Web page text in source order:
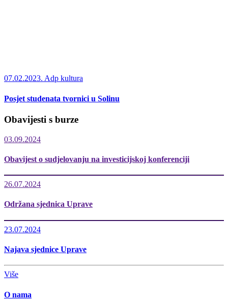
07.02.2023. Adp kultura
Posjet studenata tvornici u Solinu
Obavijesti s burze
03.09.2024
Obavijest o sudjelovanju na investicijskoj konferenciji
26.07.2024
Održana sjednica Uprave
23.07.2024
Najava sjednice Uprave
Više
O nama